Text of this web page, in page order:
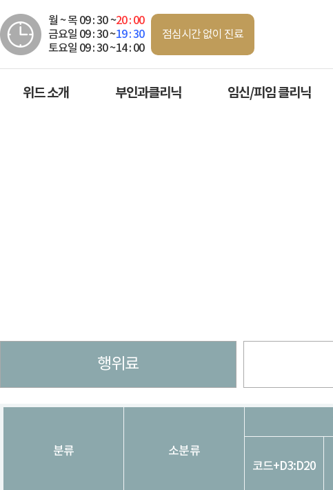
월 ~ 목 09 : 30 ~20 : 00
금요일 09 : 30 ~19 : 30
토요일 09 : 30 ~14 : 00
점심시간 없이 진료
위드 소개 부인과클리닉 임신/피임 클리닉
행위료
분류 소분류
코드+D3:D20